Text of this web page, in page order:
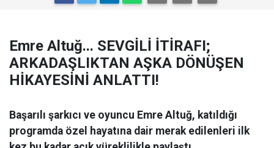
Emre Altuğ... SEVGİLİ İTİRAFI;
ARKADAŞLIKTAN AŞKA DÖNÜŞEN
HİKAYESİNİ ANLATTI!
Başarılı şarkıcı ve oyuncu Emre Altuğ, katıldığı
programda özel hayatına dair merak edilenleri ilk